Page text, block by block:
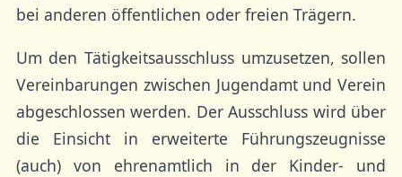
bei anderen öffentlichen oder freien Trägern.
Um den Tätigkeitsausschluss umzusetzen, sollen
Vereinbarungen zwischen Jugendamt und Verein
abgeschlossen werden. Der Ausschluss wird über
die Einsicht in erweiterte Führungszeugnisse
(auch) von ehrenamtlich in der Kinder- und